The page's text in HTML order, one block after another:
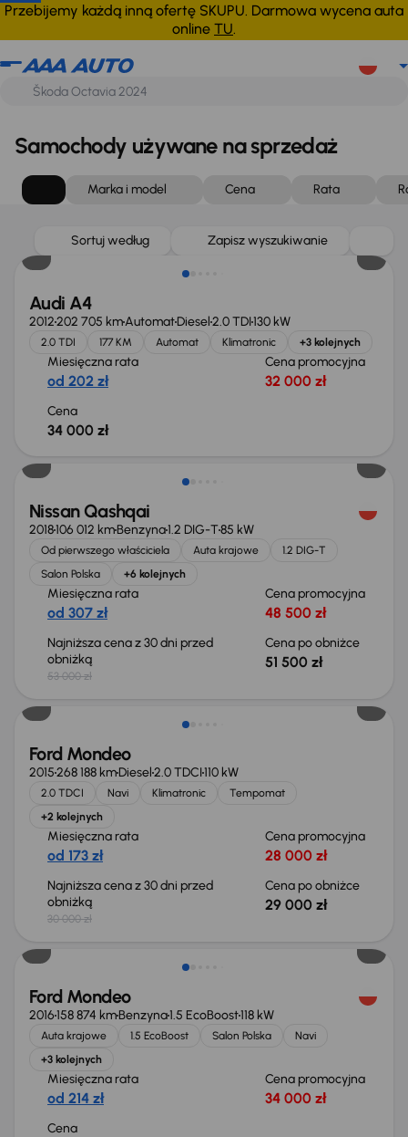
Przebijemy każdą inną ofertę SKUPU. Darmowa wycena auta
online TU.
Samochody używane na sprzedaż
Marka i model Cena Rata
Sortuj według Zapisz wyszukiwanie
Audi A4
2012202 705 kmAutomatDiesel2.0 TDI130 kW
2.0 TDI 177 KM Automat Klimatronic +3 kolejnych
Miesięczna rata
od 202 zł
Cena promocyjna
32 000 zł
Cena
34 000 zł
Nissan Qashqai
2018106 012 kmBenzyna1.2 DIG-T85 kW
Od pierwszego właściciela Auta krajowe
1.2 DIG-T
Salon Polska
+6 kolejnych
Miesięczna rata
od 307 zł
Cena promocyjna
48 500 zł
Najniższa cena z 30 dni przed
obniżką
53 000 zł
Cena po obniżce
51 500 zł
Taniej o 1 000 zł
Ford Mondeo
2015268 188 kmDiesel2.0 TDCI110 kW
2.0 TDCI Navi Klimatronic
Tempomat
+2 kolejnych
Miesięczna rata
od 173 zł
Cena promocyjna
28 000 zł
Najniższa cena z 30 dni przed
obniżką
30 000 zł
Cena po obniżce
29 000 zł
Ford Mondeo
2016158 874 kmBenzyna1.5 EcoBoost118 kW
Auta krajowe 1.5 EcoBoost Salon Polska
Navi
+3 kolejnych
Miesięczna rata
od 214 zł
Cena promocyjna
34 000 zł
Cena